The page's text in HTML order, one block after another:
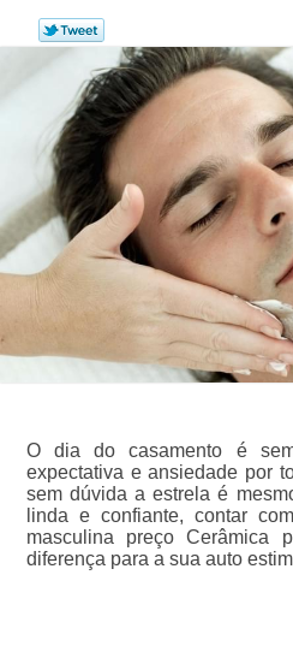
O dia do casamento é
expectativa e ansiedade por
sem dúvida a estrela é
linda e confiante, contar
masculina preço Cerâmica
diferença para a sua auto